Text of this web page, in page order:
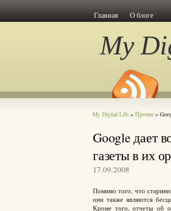
Главная О блоге
My
My Digital Life » Прочее »
Google дает
газеты в их
17.09.2008
Помимо того, что
они также являются
Кроме того, отчеты об